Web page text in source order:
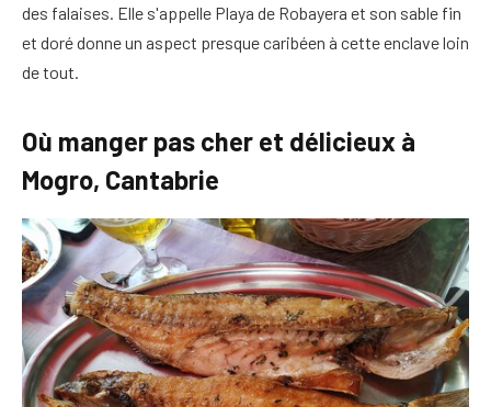
des falaises. Elle s'appelle Playa de Robayera et son sable fin
et doré donne un aspect presque caribéen à cette enclave loin
de tout.
Où manger pas cher et délicieux à
Mogro, Cantabrie